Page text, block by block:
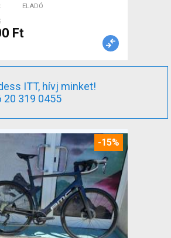
ELADÓ
Ft
ITT, hívj minket!
20 319 0455
-15%